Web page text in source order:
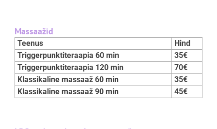
Massaažid
Teenus
Hind
Triggerpunktiteraapia 60 min
35€
Triggerpunktiteraapia 120 min
70€
Klassikaline massaaž 60 min
35€
Klassikaline massaaž 90 min
45€